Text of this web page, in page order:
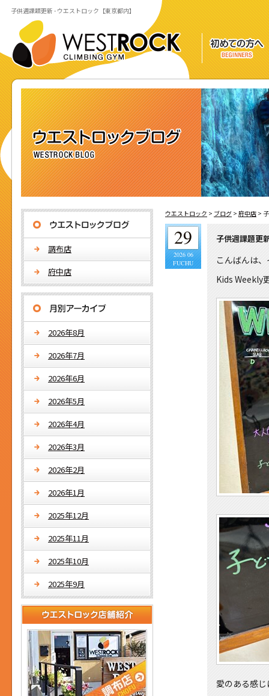
子供週課題更新 - ウエストロック【東京都内】
ウエストロック > ブログ > 府中店 >
29
2026 06
FUCHU
子供週課題更
こんばんは
Kids Weekly
愛のある感
調布店
府中店
2026年8月
2026年7月
2026年6月
2026年5月
2026年4月
2026年3月
2026年2月
2026年1月
2025年12月
2025年11月
2025年10月
2025年9月